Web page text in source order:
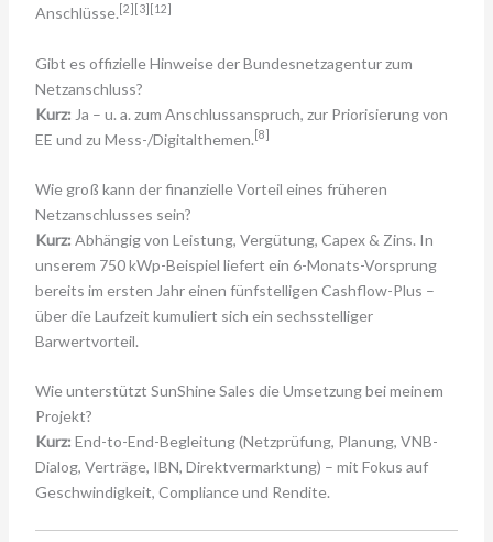
Anschlüsse. [2][3][12]
Gibt es offizielle Hinweise der Bundesnetzagentur zum
Netzanschluss?
Kurz: Ja – u. a. zum Anschlussanspruch, zur Priorisierung von
EE und zu Mess-/Digitalthemen. [8]
Wie groß kann der finanzielle Vorteil eines früheren
Netzanschlusses sein?
Kurz: Abhängig von Leistung, Vergütung, Capex & Zins. In
unserem 750 kWp-Beispiel liefert ein 6-Monats-Vorsprung
bereits im ersten Jahr einen fünfstelligen Cashflow-Plus –
über die Laufzeit kumuliert sich ein sechsstelliger
Barwertvorteil.
Wie unterstützt SunShine Sales die Umsetzung bei meinem
Projekt?
Kurz: End-to-End-Begleitung (Netzprüfung, Planung, VNB-
Dialog, Verträge, IBN, Direktvermarktung) – mit Fokus auf
Geschwindigkeit, Compliance und Rendite.